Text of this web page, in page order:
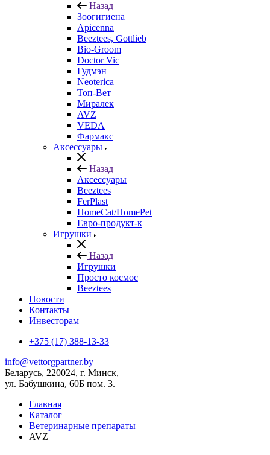
Назад
Зоогигиена
Apicenna
Beeztees, Gottlieb
Bio-Groom
Doctor Vic
Гудмэн
Neoterica
Топ-Вет
Миралек
AVZ
VEDA
Фармакс
Аксессуары
Назад
Аксессуары
Beeztees
FerPlast
HomeCat/HomePet
Евро-продукт-к
Игрушки
Назад
Игрушки
Просто космос
Beeztees
Новости
Контакты
Инвесторам
+375 (17) 388-13-33
info@vettorgpartner.by
Беларусь, 220024, г. Минск,
ул. Бабушкина, 60Б пом. 3.
Главная
Каталог
Ветеринарные препараты
AVZ